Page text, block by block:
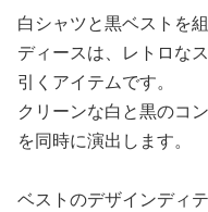
白シャツと黒ベストを
ディースは、レトロな
引くアイテムです。
クリーンな白と黒のコ
を同時に演出します。
ベストのデザインディ